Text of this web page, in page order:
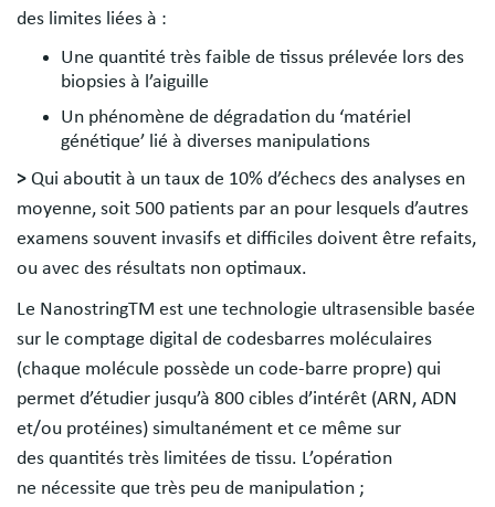
des limites liées à :
Une quantité très faible de tissus prélevée lors des
biopsies à l’aiguille
Un phénomène de dégradation du ‘matériel
génétique’ lié à diverses manipulations
> Qui aboutit à un taux de 10% d’échecs des analyses en
moyenne, soit 500 patients par an pour lesquels d’autres
examens souvent invasifs et difficiles doivent être refaits,
ou avec des résultats non optimaux.
Le NanostringTM est une technologie ultrasensible basée
sur le comptage digital de codesbarres moléculaires
(chaque molécule possède un code-barre propre) qui
permet d’étudier jusqu’à 800 cibles d’intérêt (ARN, ADN
et/ou protéines) simultanément et ce même sur
des quantités très limitées de tissu. L’opération
ne nécessite que très peu de manipulation ;